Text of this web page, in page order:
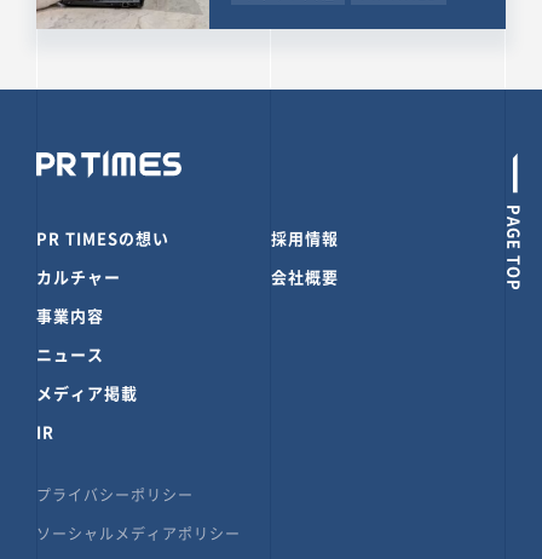
PAGE TOP
PR TIMESの想い
カルチャー
事業内容
ニュース
メディア掲載
IR
採用情報
会社概要
プライバシーポリシー
ソーシャルメディアポリシー